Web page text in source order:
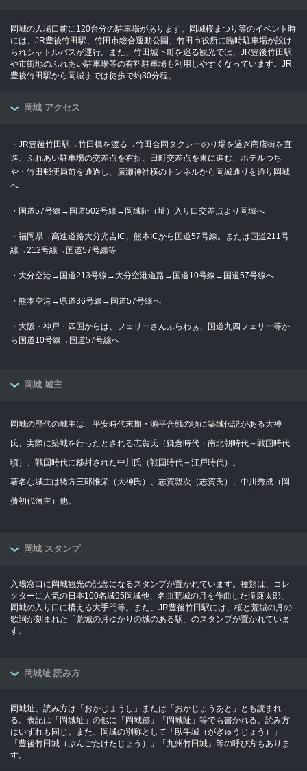
岡城の入場口前に120台分の駐車場があります。岡城桜まつり等のイベント時
には、JR豊後竹田駅、竹田市総合運動公園、竹田市役所に臨時駐車場が設け
られシャトルバスが運行。また、竹田城下町を巡る観光では、JR豊後竹田駅
や市街地のふれあい駐車場等の有料駐車場も利用しやすくなっています。JR
豊後竹田駅から岡城までは徒歩で約30分程。
岡城 アクセス
・JR豊後竹田駅→竹田橋を渡る→竹田合同タクシーのり場を過ぎ商店街を直
進、ふれあい駐車場の交差点を右折、田町交差点を東に進む、ホテルつち
や・竹田郵便局前を通過し、廣瀬神社横のトンネルから岡城通りを通り岡城
へ
・国道57号線→国道502号線→岡城阯（址）入り口交差点より岡城へ
・福岡県→高速道路大分光吉IC、熊本ICから国道57号線。または国道211号
線→212号線→国道57号線等
・大分空港→国道213号線→大分空港道路→国道10号線→国道57号線へ
・熊本空港→県道36号線→国道57号線へ
・大阪・神戸・四国からは、フェリーさんふらわぁ、国道九四フェリー等か
ら国道10号線→国道57号線へ
岡城 城主
岡城の歴代の城主は、平安時代末期・源平合戦の頃に築城伝説がある大神
氏、実際に築城を行ったとされる志賀氏（鎌倉時代・南北朝時代～戦国時代
頃）、戦国時代に移封された中川氏（戦国時代～江戸時代）。
著名な城主は緒方三郎惟栄（大神氏）、志賀親次（志賀氏）、中川秀成（岡
藩初代藩主）他。
岡城 スタンプ
入場窓口に岡城観光の記念になるスタンプが置かれています。種類は、コレ
クターに人気の日本100名城95岡城他、名曲荒城の月を作曲した滝廉太郎、
岡城の入り口に構える大手門等。また、JR豊後竹田駅には、桜と荒城の月の
歌詞が刻まれた「荒城の月ゆかりの城のある駅」のスタンプが置かれていま
す。
岡城址 読み方
岡城址、読み方は「おかじょうし」または「おかじょうあと」とも読まれ
る。表記は「岡城址」の他に「岡城跡」「岡城阯」等でも書かれる、読み方
はいずれも同じ。また、岡城の別称として「臥牛城（がぎゅうじょう）」
「豊後竹田城（ぶんごたけたじょう）」「九州竹田城」等の呼び方もありま
す。